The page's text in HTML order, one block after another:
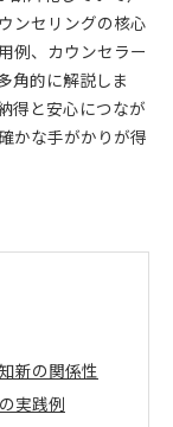
ンセリングの核心
例、カウンセラー
角的に解説しま
得と安心につなが
かな手がかりが得
新の関係性
実践例